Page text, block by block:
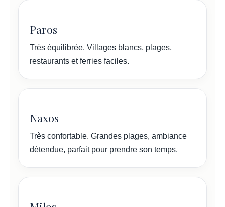
Paros
Très équilibrée. Villages blancs, plages,
restaurants et ferries faciles.
Naxos
Très confortable. Grandes plages, ambiance
détendue, parfait pour prendre son temps.